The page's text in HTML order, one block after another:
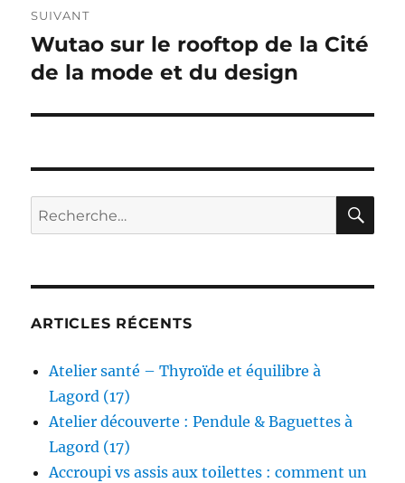
SUIVANT
Publication
suivante :
Wutao sur le rooftop de la Cité
de la mode et du design
Recherche
pour :
ARTICLES RÉCENTS
Atelier santé – Thyroïde et équilibre à
Lagord (17)
Atelier découverte : Pendule & Baguettes à
Lagord (17)
Accroupi vs assis aux toilettes : comment un